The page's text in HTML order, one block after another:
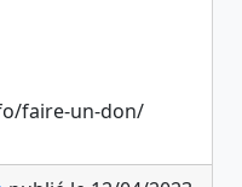
faire-un-don/